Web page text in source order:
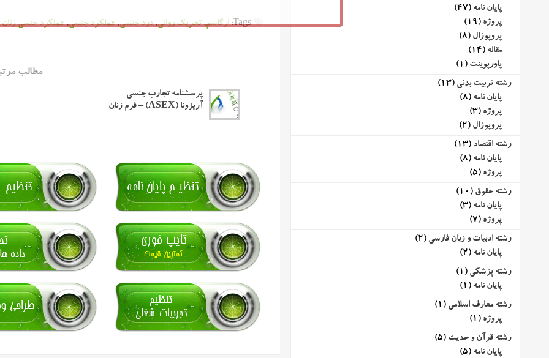
Tags: ارگاسم,تحریک روانی,درد جنسی,عملکرد جنسی,عملکرد جنسی زنان
مطالب
پرسشنامه تجارب جنسی
آریزونا (ASEX) – فرم زنان
پایان نامه (47)
پروژه (19)
پروپوزال (8)
مقاله (14)
پاورپوینت (1)
رشته تربیت بدنی (13)
پایان نامه (8)
پروژه (3)
پروپوزال (2)
رشته اقتصاد (13)
پایان نامه (8)
پروژه (5)
رشته حقوق (10)
پایان نامه (3)
پروژه (7)
رشته ادبیات و زبان فارسی (2)
پایان نامه (2)
رشته پزشکی (1)
پایان نامه (1)
رشته معارف اسلامی (1)
پروژه (1)
رشته قرآن و حدیث (5)
پایان نامه (5)